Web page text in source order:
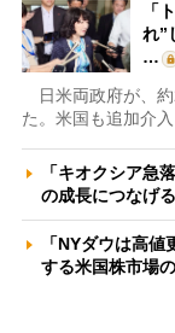
「
れ”
…
日米両政府が、約
た。米国も追加介
「キオクシア急
の成長につなげ
「NYダウは高
する米国株市